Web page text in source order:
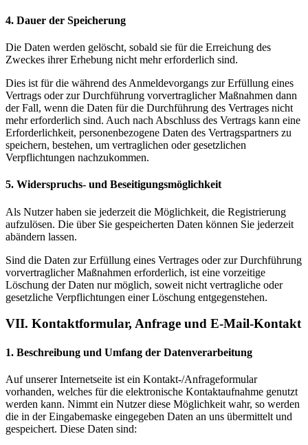
4. Dauer der Speicherung
Die Daten werden gelöscht, sobald sie für die Erreichung des
Zweckes ihrer Erhebung nicht mehr erforderlich sind.
Dies ist für die während des Anmeldevorgangs zur Erfüllung eines
Vertrags oder zur Durchführung vorvertraglicher Maßnahmen dann
der Fall, wenn die Daten für die Durchführung des Vertrages nicht
mehr erforderlich sind. Auch nach Abschluss des Vertrags kann eine
Erforderlichkeit, personenbezogene Daten des Vertragspartners zu
speichern, bestehen, um vertraglichen oder gesetzlichen
Verpflichtungen nachzukommen.
5. Widerspruchs- und Beseitigungsmöglichkeit
Als Nutzer haben sie jederzeit die Möglichkeit, die Registrierung
aufzulösen. Die über Sie gespeicherten Daten können Sie jederzeit
abändern lassen.
Sind die Daten zur Erfüllung eines Vertrages oder zur Durchführung
vorvertraglicher Maßnahmen erforderlich, ist eine vorzeitige
Löschung der Daten nur möglich, soweit nicht vertragliche oder
gesetzliche Verpflichtungen einer Löschung entgegenstehen.
VII. Kontaktformular, Anfrage und E-Mail-Kontakt
1. Beschreibung und Umfang der Datenverarbeitung
Auf unserer Internetseite ist ein Kontakt-/Anfrageformular
vorhanden, welches für die elektronische Kontaktaufnahme genutzt
werden kann. Nimmt ein Nutzer diese Möglichkeit wahr, so werden
die in der Eingabemaske eingegeben Daten an uns übermittelt und
gespeichert. Diese Daten sind: